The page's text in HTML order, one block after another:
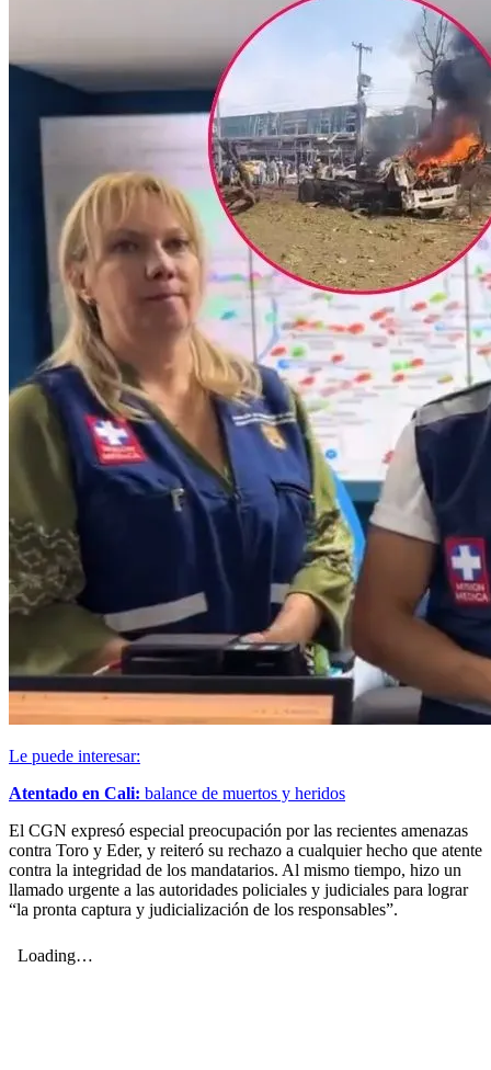
Le puede interesar:
Atentado en Cali: balance de muertos y heridos
El CGN expresó especial preocupación por las recientes amenazas
contra Toro y Eder, y reiteró su rechazo a cualquier hecho que atente
contra la integridad de los mandatarios. Al mismo tiempo, hizo un
llamado urgente a las autoridades policiales y judiciales para lograr
“la pronta captura y judicialización de los responsables”.